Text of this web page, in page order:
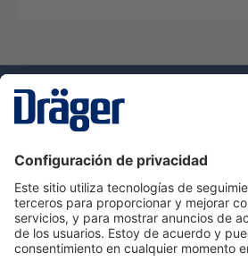
Servicio de atención al cliente
Ayuda
Información